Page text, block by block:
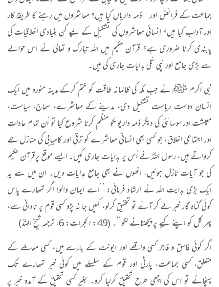
جماعت کے فرائض اور ذمہ داریاں کیا ہیں؟ معاشروں میں رہنے کا طریقۂ کار
اور آداب کیا ہیں؟ انسانی معاشروں کی تشکیل کے لیے کن بنیادی اَخلاقیات کی
پابندی کرنا ضروری ہے؟ قرآن حکیم میں اللہ تبارک و تعالیٰ نے اس حوالے
سے بڑی جامع اور نپی تُلی ہدایات جاری کی ہیں۔
نبی اکرم ﷺ نے جب مکہ کی ظالمانہ طاقت کو ختم کرکے مدینہ منورہ میں ایک
انسان دوست ریاست تشکیل دی، مدینے کے معاشرے، سماج، سیاست،
معیشت اور سوسائٹی کی دیگر ذمہ داریوںکو منظم کرنا شروع کیا تو اُن تمام عادات
اور اجتماعی اَخلاق، جو کسی بھی انسانی معاشرے کو ترقی اور کامیابی کی منازل طے
کرواتے ہیں، رسول اللہؐ نے اُس پر ہدایات جاری کیں۔ ایسے موقع پرقرآن حکیم
کی جو آیات نازل ہوئیں، انھوں نے بھی جامع ہدایات دیں۔ ان میں سے یہ
ایک بڑی ہدایت اللہ نے ارشاد فرمائی: ’’اے ایمان والو! اگر تمھارے پاس
کوئی گناہ گار خبر لے کر آئے تو تحقیق کرلو، کہیں جا نہ پڑو کسی قوم پر نادانی سے،
پھر کل کو اپنے کیے پر پچھتانے لگو‘‘۔ (49: الحجرات: 6، ترجمہ شیخ الہندؒ)
اگر کوئی فاسق و فاجر کسی واقعے اور ایونٹ کے بارے میں، کسی معاملے کے
متعلق، کسی جماعت، پارٹی اور قوم کے سلسلے میں کوئی خبر تمھارے تک
پہنچائے تو اس کی اچھی طرح تحقیق کرلیا کرو۔ بغیر کسی تحقیق کے آمدہ خبر پر